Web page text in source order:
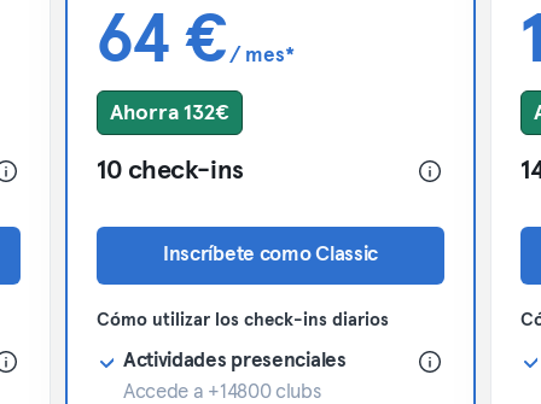
64 € / mes*
Ahorra 132€
10 check-ins
Inscríbete como Classic
Cómo utilizar los check-ins diarios
Actividades presenciales
Accede a +14800 clubs